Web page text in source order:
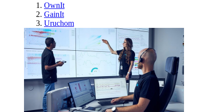
OwnIt
GainIt
Uruchom